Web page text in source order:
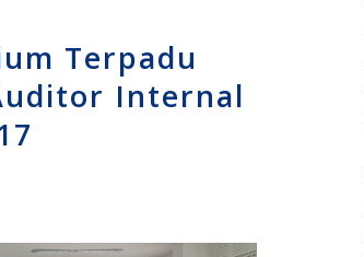
Terpadu
Internal